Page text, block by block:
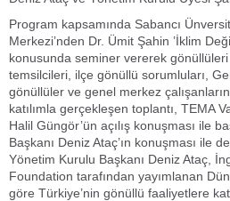
Program kapsamında Sabancı
Merkezi’nden Dr. Ümit Şahin ’İklim
konusunda seminer vererek
temsilcileri, ilçe gönüllü sorumluları,
gönüllüler ve genel merkez
katılımla gerçekleşen toplantı, TEMA
Halil Güngör’ün açılış konuşması ile
Başkanı Deniz Ataç’ın konuşması ile
Yönetim Kurulu Başkanı Deniz Ataç,
Foundation tarafından yayımlanan
göre Türkiye’nin gönüllü faaliyetlere